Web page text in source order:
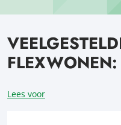
Lees voor